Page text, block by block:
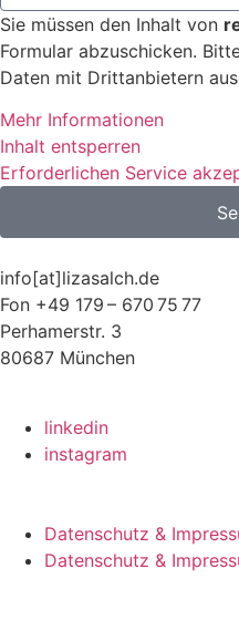
Sie müssen den Inhalt von
Formular abzuschicken.
Daten mit Drittanbietern
Mehr Informationen
Inhalt entsperren
Erforderlichen Service
info[at]lizasalch.de
Fon +49 179 – 670 75 77‬
Perhamerstr. 3
80687 München
linkedin
instagram
Datenschutz &
Datenschutz &